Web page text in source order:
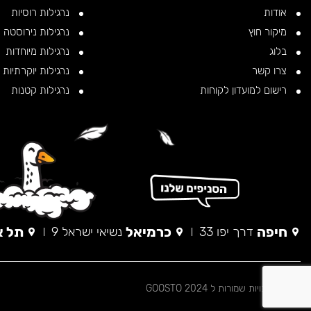
אודות
מיקור חוץ
בלוג
צרו קשר
רישום למועדון לקוחות
נרגילות רוסיות
נרגילות נירוסטה
נרגילות מיוחדות
נרגילות יוקרתיות
נרגילות קטנות
חיפה דרך יפו 33 כרמיאל נשיאי ישראל 9 תל
© כל הזכויות שמורות ל 2024 GOOSTO